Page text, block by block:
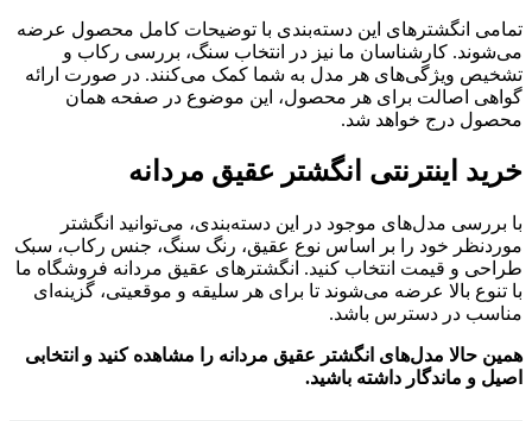
تمامی انگشترهای این دسته‌بندی با توضیحات کامل محصول عرضه
می‌شوند. کارشناسان ما نیز در انتخاب سنگ، بررسی رکاب و
تشخیص ویژگی‌های هر مدل به شما کمک می‌کنند. در صورت ارائه
گواهی اصالت برای هر محصول، این موضوع در صفحه همان
محصول درج خواهد شد.
خرید اینترنتی انگشتر عقیق مردانه
با بررسی مدل‌های موجود در این دسته‌بندی، می‌توانید انگشتر
موردنظر خود را بر اساس نوع عقیق، رنگ سنگ، جنس رکاب، سبک
طراحی و قیمت انتخاب کنید. انگشترهای عقیق مردانه فروشگاه ما
با تنوع بالا عرضه می‌شوند تا برای هر سلیقه و موقعیتی، گزینه‌ای
مناسب در دسترس باشد.
همین حالا مدل‌های انگشتر عقیق مردانه را مشاهده کنید و انتخابی
اصیل و ماندگار داشته باشید.